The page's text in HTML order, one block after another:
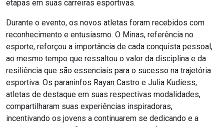
etapas em suas carreiras esportivas.
Durante o evento, os novos atletas foram recebidos com
reconhecimento e entusiasmo. O Minas, referência no
esporte, reforçou a importância de cada conquista pessoal,
ao mesmo tempo que ressaltou o valor da disciplina e da
resiliência que são essenciais para o sucesso na trajetória
esportiva. Os paraninfos Rayan Castro e Julia Kudiess,
atletas de destaque em suas respectivas modalidades,
compartilharam suas experiências inspiradoras,
incentivando os jovens a continuarem se dedicando e a